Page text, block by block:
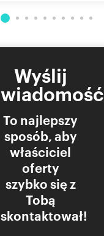
Wyślij
wiadomość
To najlepszy
sposób, aby
właściciel
oferty
szybko się z
Tobą
skontaktował!